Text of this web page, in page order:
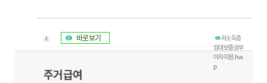
저소득층
임대보증금무
이자지원.hw
p
바로보기
주거급여